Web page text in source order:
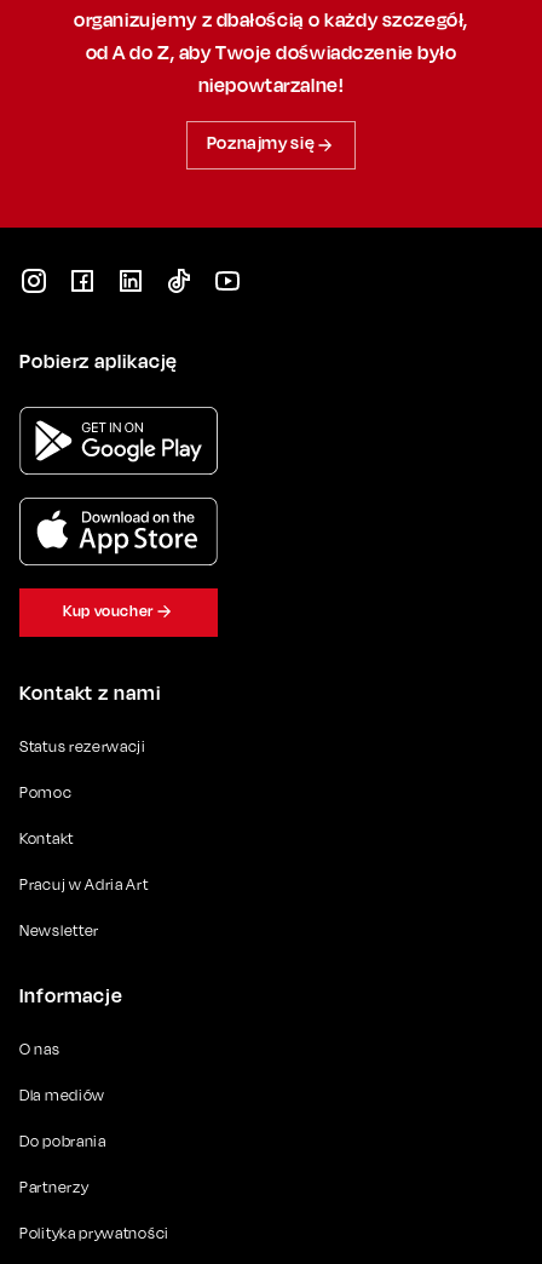
organizujemy z dbałością o każdy szczegół,
od A do Z, abyTwoje doświadczenie było
niepowtarzalne!
Poznajmy się
Kontakt z nami
Status rezerwacji
Pomoc
Kontakt
Pracuj w Adria Art
Newsletter
Informacje
O nas
Dla mediów
Do pobrania
Partnerzy
Polityka prywatności
Pobierz aplikację
Kup voucher